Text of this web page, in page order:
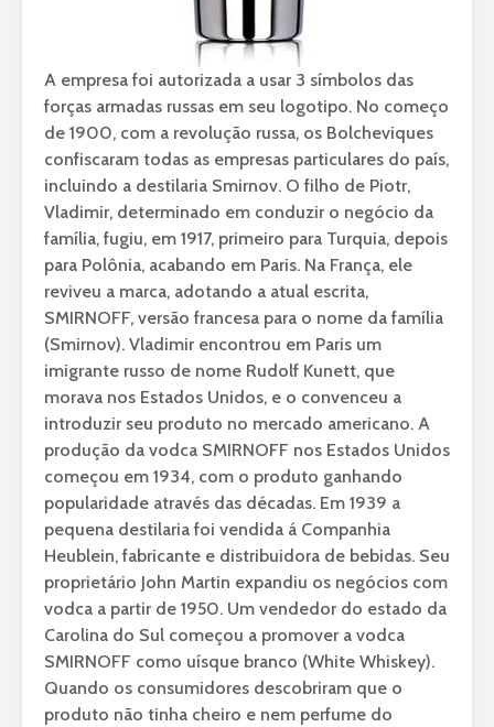
A empresa foi autorizada a usar 3 símbolos das
forças armadas russas em seu logotipo. No começo
de 1900, com a revolução russa, os Bolcheviques
confiscaram todas as empresas particulares do país,
incluindo a destilaria Smirnov. O filho de Piotr,
Vladimir, determinado em conduzir o negócio da
família, fugiu, em 1917, primeiro para Turquia, depois
para Polônia, acabando em Paris. Na França, ele
reviveu a marca, adotando a atual escrita,
SMIRNOFF, versão francesa para o nome da família
(Smirnov). Vladimir encontrou em Paris um
imigrante russo de nome Rudolf Kunett, que
morava nos Estados Unidos, e o convenceu a
introduzir seu produto no mercado americano. A
produção da vodca SMIRNOFF nos Estados Unidos
começou em 1934, com o produto ganhando
popularidade através das décadas. Em 1939 a
pequena destilaria foi vendida á Companhia
Heublein, fabricante e distribuidora de bebidas. Seu
proprietário John Martin expandiu os negócios com
vodca a partir de 1950. Um vendedor do estado da
Carolina do Sul começou a promover a vodca
SMIRNOFF como uísque branco (White Whiskey).
Quando os consumidores descobriram que o
produto não tinha cheiro e nem perfume do